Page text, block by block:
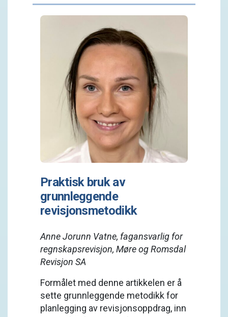
Praktisk bruk av
grunnleggende
revisjonsmetodikk
Anne Jorunn Vatne, fagansvarlig for
regnskapsrevisjon, Møre og Romsdal
Revisjon SA
Formålet med denne artikkelen er å
sette grunnleggende metodikk for
planlegging av revisjonsoppdrag, inn